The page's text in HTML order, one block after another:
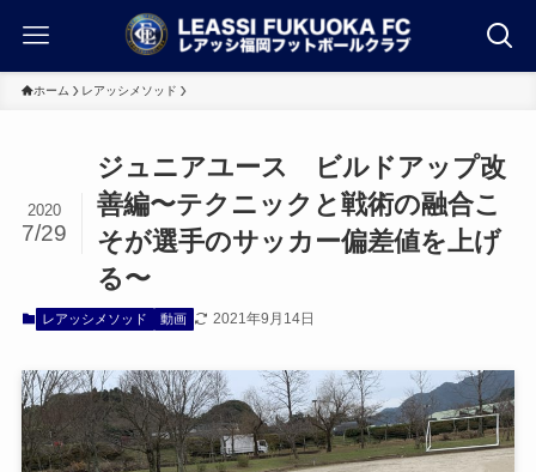
ホーム レアッシメソッド
ジュニアユース ビルドアップ改
善編〜テクニックと戦術の融合こ
そが選手のサッカー偏差値を上げ
る〜
2020
7/29
レアッシメソッド 動画 2021年9月14日